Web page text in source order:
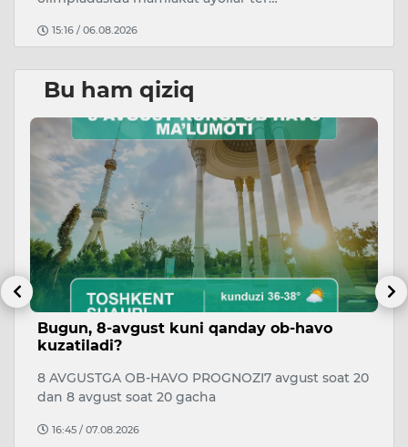
15:16 / 06.08.2026
Bu ham qiziq
Bugun, 8-avgust kuni qanday ob-havo
kuzatiladi?
8 AVGUSTGA OB-HAVO PROGNOZI7 avgust soat 20
dan 8 avgust soat 20 gacha
16:45 / 07.08.2026